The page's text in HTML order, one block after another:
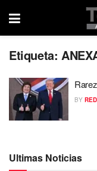
Etiqueta:
BY
Ultimas Noticias